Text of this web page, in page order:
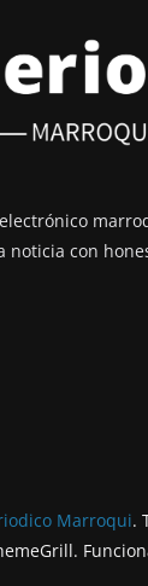
noticia con
Marroqui.